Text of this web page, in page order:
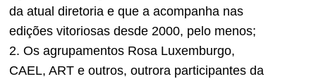
da atual diretoria e que a acompanha nas
edições vitoriosas desde 2000, pelo menos;
2. Os agrupamentos Rosa Luxemburgo,
CAEL, ART e outros, outrora participantes da